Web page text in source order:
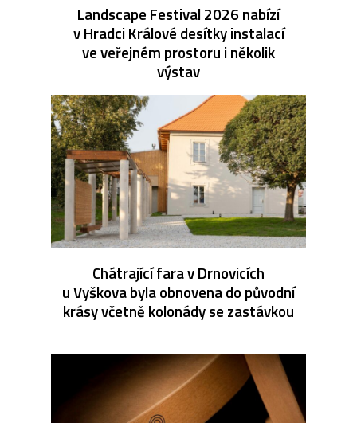
Landscape Festival 2026 nabízí
v Hradci Králové desítky instalací
ve veřejném prostoru i několik
výstav
Chátrající fara v Drnovicích
u Vyškova byla obnovena do původní
krásy včetně kolonády se zastávkou